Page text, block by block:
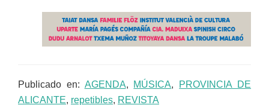
Publicado en: AGENDA, MÚSICA,
PROVINCIA DE
ALICANTE, repetibles, REVISTA